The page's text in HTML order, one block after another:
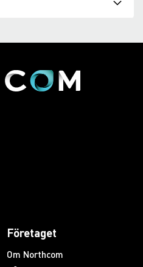
Företaget
Om Northcom